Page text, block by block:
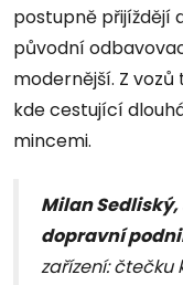
postupně přijíždějí
původní
modernější. Z
kde cestující
mincemi.
Milan
dopravní
zařízení: čtečku